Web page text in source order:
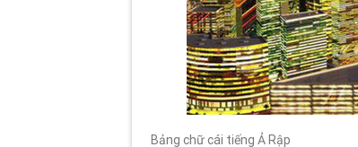
Bảng chữ cái tiếng Ả Rập